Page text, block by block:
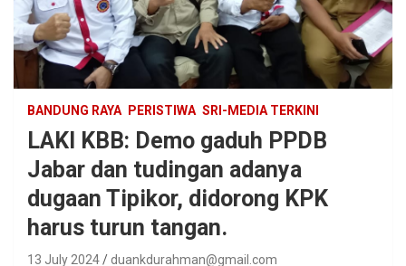
BANDUNG RAYA PERISTIWA SRI-MEDIA TERKINI
LAKI KBB: Demo gaduh PPDB
Jabar dan tudingan adanya
dugaan Tipikor, didorong KPK
harus turun tangan.
13 July 2024 duankdurahman@gmail.com